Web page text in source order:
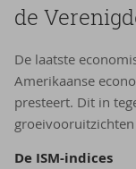
de
De laatste
Amerikaanse
presteert. Dit in
De ISM-​indices